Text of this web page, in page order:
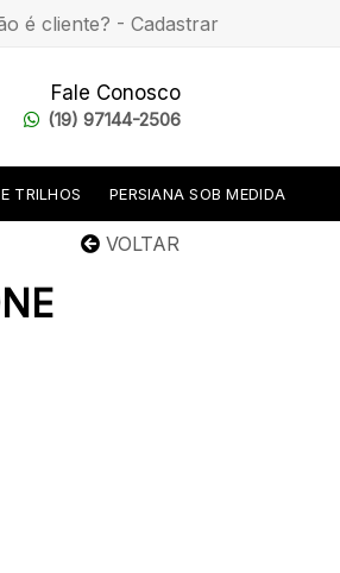
é cliente? - Cadastrar
Fale Conosco
(19) 97144-2506
TRILHOS PERSIANA SOB MEDIDA
VOLTAR